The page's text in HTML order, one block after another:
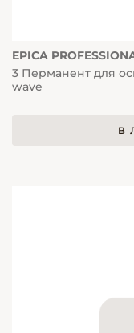
EPICA
3 Перманент для
wave
В